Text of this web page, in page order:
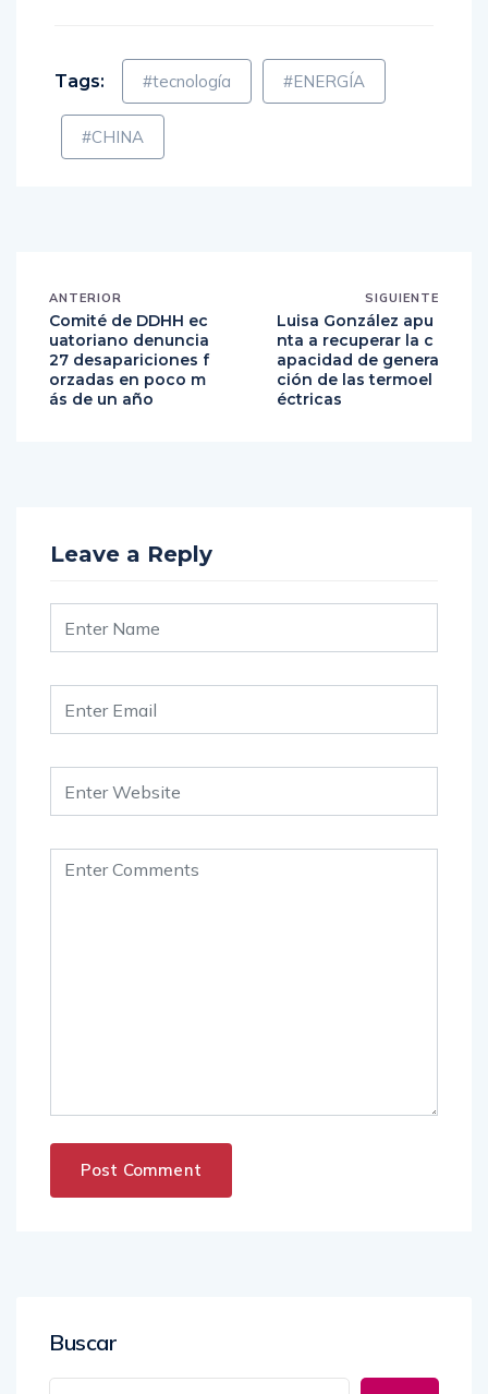
Tags: #tecnología #ENERGÍA
#CHINA
ANTERIOR
Comité de DDHH ec
uatoriano denuncia
27 desapariciones f
orzadas en poco m
ás de un año
SIGUIENTE
Luisa González apu
nta a recuperar la c
apacidad de genera
ción de las termoel
éctricas
Leave a Reply
Buscar